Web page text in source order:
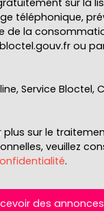
sur la
téléphonique,
de la
ou
Service Bloctel, CS
plus sur le
veuillez
.
des annonces